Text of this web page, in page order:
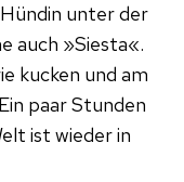
unter der
auch »Siesta«.
kucken und am
paar Stunden
ist wieder in